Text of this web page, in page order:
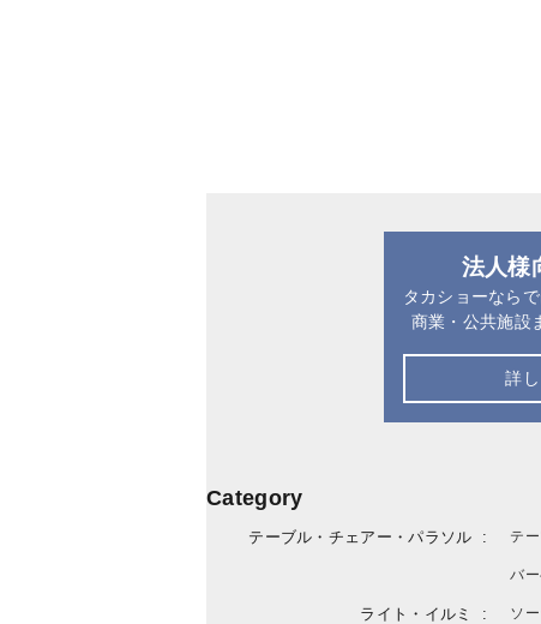
法人様
タカショーなら
商業・公共施設
詳
Category
テーブル・チェアー・パラソル テ
バ
ライト・イルミ ソ